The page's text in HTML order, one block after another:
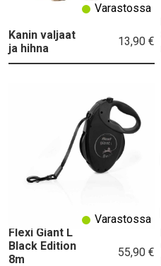
Kanin valjaat
ja hihna
13,90 €
Varastossa
Flexi Giant L
Black Edition
8m
55,90 €
Varastossa